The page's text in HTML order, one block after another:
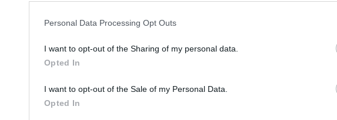
Personal Data Processing Opt Outs
I want to opt-out of the Sharing of my personal data.
Opted In
I want to opt-out of the Sale of my Personal Data.
Opted In